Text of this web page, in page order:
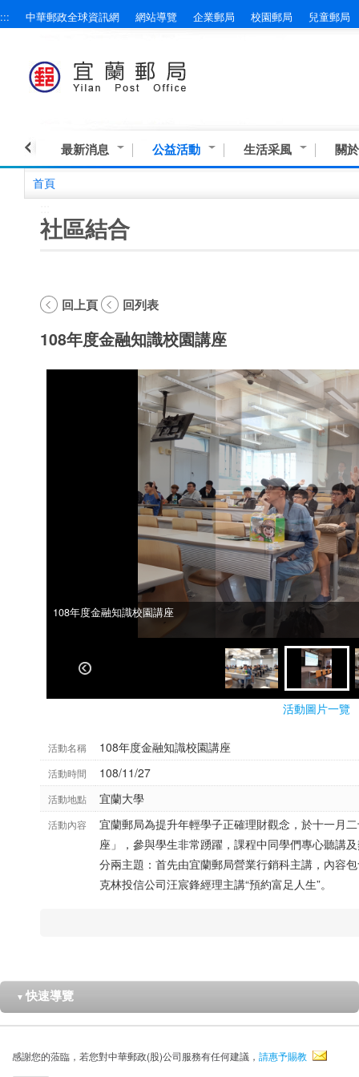
跳到主要內容區塊
::: 中華郵政全球資訊網 網站導覽 企業郵局 校園郵局 兒童郵局
最新消息 公益活動 生活采風 關
首頁
社區結合
回上頁 回列表
108年度金融知識校園講座
108年度金融知識校園講座
108年度金融知識校園講座
活動圖片一覽
活動名稱 108年度金融知識校園講座
活動時間 108/11/27
活動地點 宜蘭大學
活動內容
宜蘭郵局為提升年輕學子正確理財觀念，於十一月
座」，參與學生非常踴躍，課程中同學們專心聽講
分兩主題：首先由宜蘭郵局營業行銷科主講，內容
克林投信公司汪宸鋒經理主講“預約富足人生”。
▼ 快速導覽
感謝您的蒞臨，若您對中華郵政(股)公司服務有任何建議， 請惠予賜教